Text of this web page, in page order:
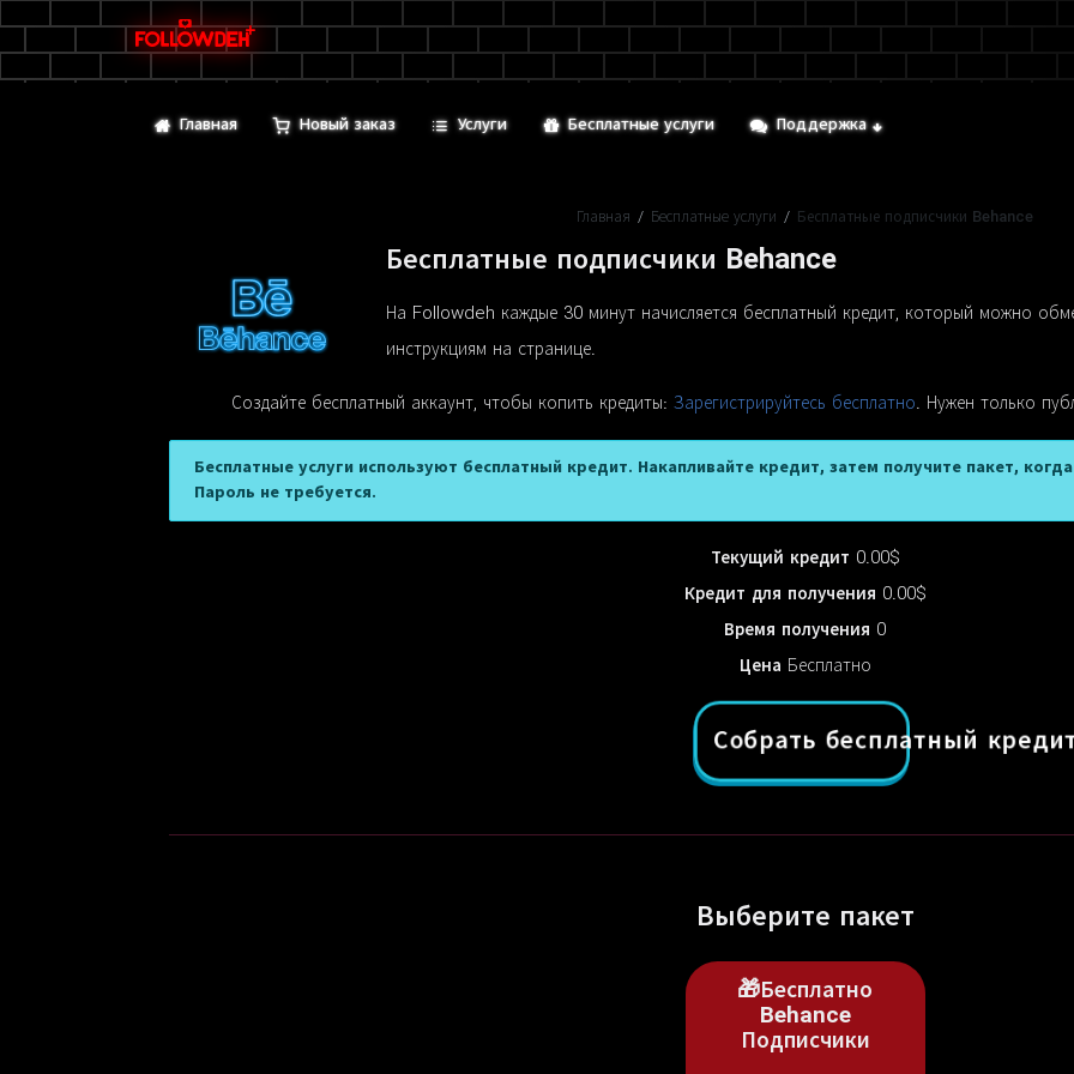
Главная Новый заказ Услуги Бесплатные услуги Поддержка
Главная / Бесплатные услуги / Бесплатные подписчики Behance
Бесплатные подписчики Behance
На Followdeh каждые 30 минут начисляется бесплатный кредит, который можно
инструкциям на странице.
Создайте бесплатный аккаунт, чтобы копить кредиты: Зарегистрируйтесь бесплатно. Нужен только
Бесплатные услуги используют бесплатный кредит. Накапливайте кредит, затем получите пакет,
Пароль не требуется.
Текущий кредит 0.00$
Кредит для получения 0.00$
Время получения 0
Цена Бесплатно
Собрать бесплатный
Выберите пакет
🎁Бесплатно
Behance
Подписчики